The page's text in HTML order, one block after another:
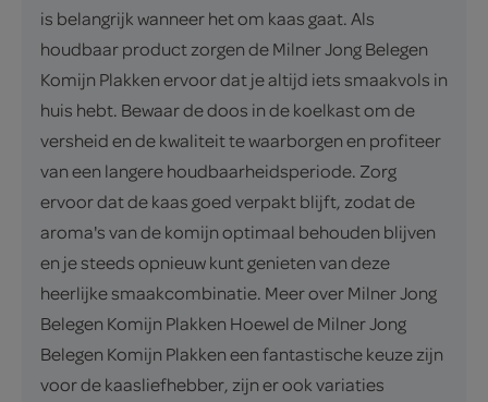
is belangrijk wanneer het om kaas gaat. Als
houdbaar product zorgen de Milner Jong Belegen
Komijn Plakken ervoor dat je altijd iets smaakvols in
huis hebt. Bewaar de doos in de koelkast om de
versheid en de kwaliteit te waarborgen en profiteer
van een langere houdbaarheidsperiode. Zorg
ervoor dat de kaas goed verpakt blijft, zodat de
aroma's van de komijn optimaal behouden blijven
en je steeds opnieuw kunt genieten van deze
heerlijke smaakcombinatie. Meer over Milner Jong
Belegen Komijn Plakken Hoewel de Milner Jong
Belegen Komijn Plakken een fantastische keuze zijn
voor de kaasliefhebber, zijn er ook variaties